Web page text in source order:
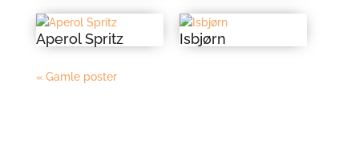
Aperol Spritz Isbjørn
« Gamle poster